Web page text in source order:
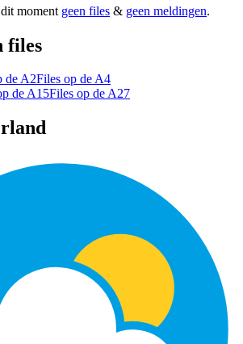
moment geen files & geen meldingen.
files
de A2Files op de A4
de A15Files op de A27